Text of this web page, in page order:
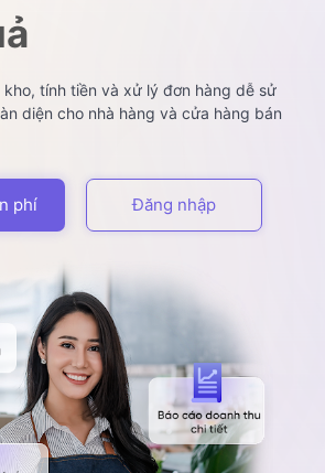
kho, tính tiền và xử lý đơn hàng dễ sử
diện cho nhà hàng và cửa hàng bán
phí Đăng nhập